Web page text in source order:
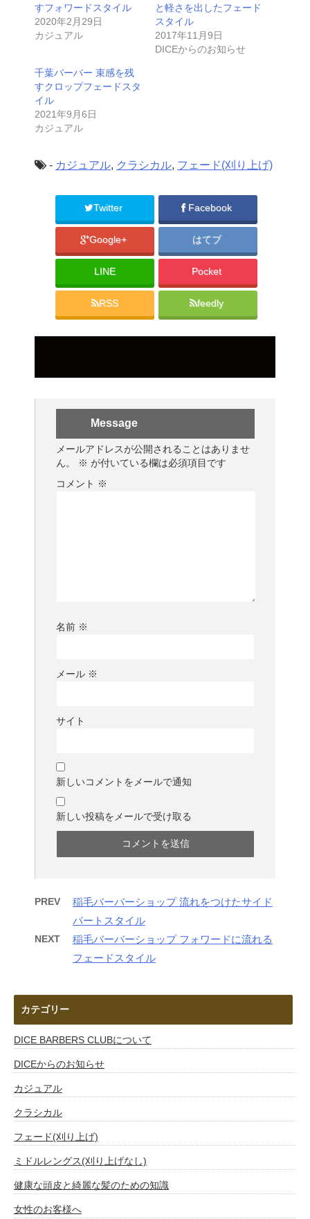
すフォワードスタイル
2020年2月29日
カジュアル
と軽さを出したフェード
スタイル
2017年11月9日
DICEからのお知らせ
千葉バーバー 束感を残
すクロップフェードスタ
イル
2021年9月6日
カジュアル
- カジュアル, クラシカル, フェード(刈り上げ)
Twitter Facebook
Google+ はてブ
LINE Pocket
RSS feedly
Message
メールアドレスが公開されることはありませ
ん。
※ が付いている欄は必須項目です
コメント ※
名前 ※
メール ※
サイト
新しいコメントをメールで通知
新しい投稿をメールで受け取る
PREV
稲毛バーバーショップ 流れをつけたサイド
パートスタイル
NEXT
稲毛バーバーショップ フォワードに流れる
フェードスタイル
カテゴリー
DICE BARBERS CLUBについて
DICEからのお知らせ
カジュアル
クラシカル
フェード(刈り上げ)
ミドルレングス(刈り上げなし)
健康な頭皮と綺麗な髪のための知識
女性のお客様へ